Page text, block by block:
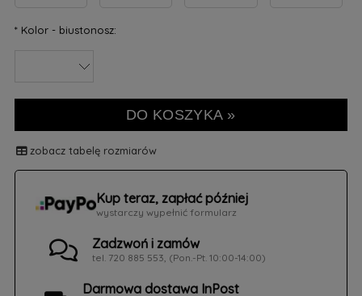
*Kolor - biustonosz:
DO KOSZYKA »
zobacz tabelę rozmiarów
Kup teraz, zapłać później
wystarczy wypełnić formularz
Zadzwoń i zamów
tel. 720 885 553, (Pon.-Pt. 10:00-14:00)
Darmowa dostawa InPost